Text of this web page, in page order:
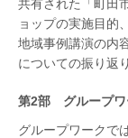
共有された「町田
ョップの実施目的
地域事例講演の内
についての振り返
第2部 グループワ
グループワークで